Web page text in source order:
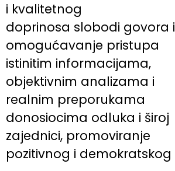
i kvalitetnog
doprinosa slobodi govora i
omogućavanje pristupa
istinitim informacijama,
objektivnim analizama i
realnim preporukama
donosiocima odluka i široj
zajednici, promoviranje
pozitivnog i demokratskog